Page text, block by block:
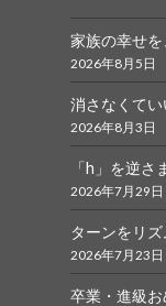
家族の幸せ
2026年8月5日
消さなくて
2026年8月3日
「h」を逆さ
2026年7月29日
ターンをリ
2026年7月23日
卒業・進級